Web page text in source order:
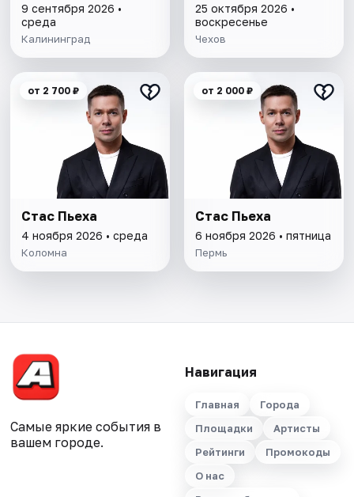
9 сентября 2026 •
среда
Калининград
25 октября 2026 •
воскресенье
Чехов
от 2 700 ₽
Стас Пьеха
4 ноября 2026 • среда
Коломна
от 2 000 ₽
Стас Пьеха
6 ноября 2026 • пятница
Пермь
Самые яркие события в
вашем городе.
Навигация
Главная
Города
Площадки
Артисты
Рейтинги
Промокоды
О нас